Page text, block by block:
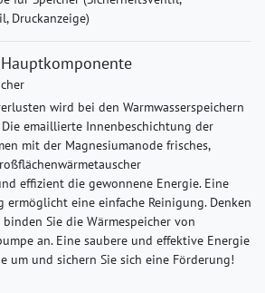
Druckanzeige)
wird bei den Warmwasserspeichern
emaillierte Innenbeschichtung der
mit der Magnesiumanode frisches,
effizient die gewonnene Energie. Eine
ermöglicht eine einfache Reinigung. Denken
Sie die Wärmespeicher von
an. Eine saubere und effektive Energie
um und sichern Sie sich eine Förderung!